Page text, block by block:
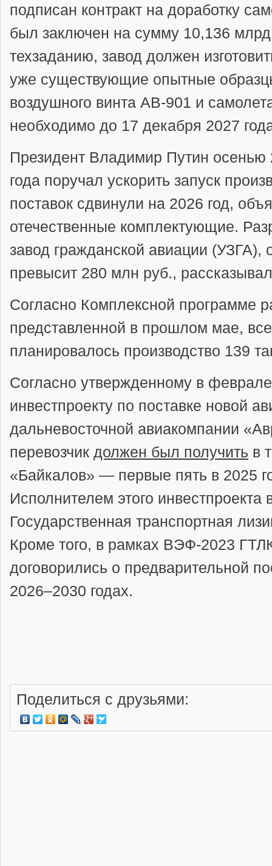
подписан контракт на доработку
был заключен на сумму 10,136
техзаданию, завод должен
уже существующие опытные
воздушного винта АВ-901 и
необходимо до 17 декабря 2027
Президент Владимир Путин осенью
года поручал ускорить запуск
поставок сдвинули на 2026 год,
отечественные комплектующие.
завод гражданской авиации (УЗГА),
превысит 280 млн руб.,
Согласно Комплексной программе
представленной в прошлом мае,
планировалось производство 139
Согласно утвержденному в
инвестпроекту по поставке новой
дальневосточной авиакомпании
перевозчик должен был получить в
«Байкалов» — первые пять в 2025
Исполнителем этого инвестпроекта
Государственная транспортная
Кроме того, в рамках ВЭФ-2023
договорились о предварительной
2026–2030 годах.
Поделиться с друзьями: